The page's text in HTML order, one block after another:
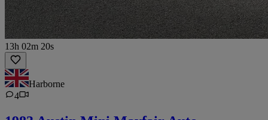
13h 02m 20s
Harborne
4